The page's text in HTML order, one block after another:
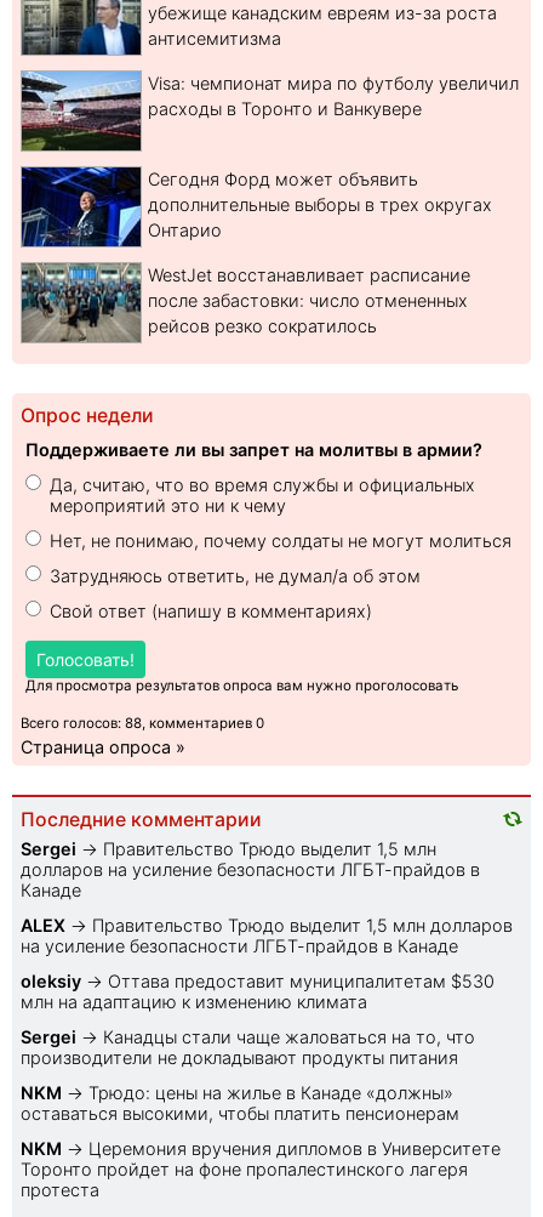
убежище канадским евреям из-за роста
антисемитизма
Visa: чемпионат мира по футболу увеличил
расходы в Торонто и Ванкувере
Сегодня Форд может объявить
дополнительные выборы в трех округах
Онтарио
WestJet восстанавливает расписание
после забастовки: число отмененных
рейсов резко сократилось
Опрос недели
Поддерживаете ли вы запрет на молитвы в армии?
Да, считаю, что во время службы и официальных
мероприятий это ни к чему
Нет, не понимаю, почему солдаты не могут молиться
Затрудняюсь ответить, не думал/а об этом
Свой ответ (напишу в комментариях)
Голосовать!
Для просмотра результатов опроса вам нужно проголосовать
Всего голосов: 88, комментариев 0
Страница опроса »
Последние комментарии
Sеrgei → Правительство Трюдо выделит 1,5 млн
долларов на усиление безопасности ЛГБТ-прайдов в
Канаде
ALEX → Правительство Трюдо выделит 1,5 млн долларов
на усиление безопасности ЛГБТ-прайдов в Канаде
oleksiy → Оттава предоставит муниципалитетам $530
млн на адаптацию к изменению климата
Sеrgei → Канадцы стали чаще жаловаться на то, что
производители не докладывают продукты питания
NKM → Трюдо: цены на жилье в Канаде «должны»
оставаться высокими, чтобы платить пенсионерам
NKM → Церемония вручения дипломов в Университете
Торонто пройдет на фоне пропалестинского лагеря
протеста